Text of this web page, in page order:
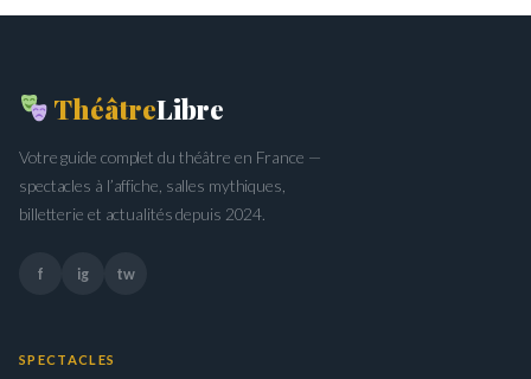
ThéâtreLibre
Votre guide complet du théâtre en France —
spectacles à l’affiche, salles mythiques,
billetterie et actualités depuis 2024.
f ig tw
SPECTACLES